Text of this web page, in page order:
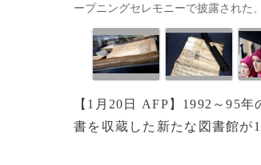
ープニングセレモニーで披露された
【1月20日 AFP】1992～95
書を収蔵した新たな図書館が